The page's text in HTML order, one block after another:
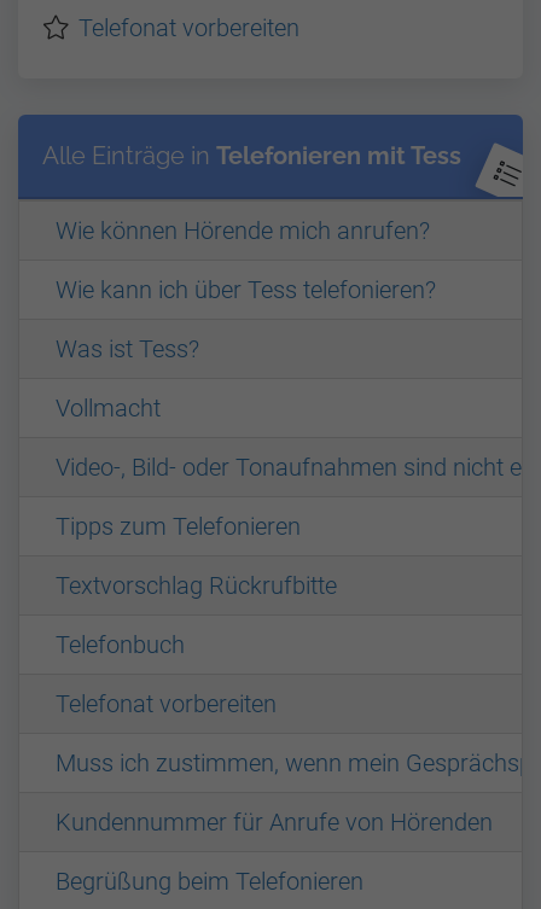
Telefonat vorbereiten
Alle Einträge in Telefonieren mit Tess
Wie können Hörende mich anrufen?
Wie kann ich über Tess telefonieren?
Was ist Tess?
Vollmacht
Video-, Bild- oder Tonaufnahmen sind nicht
Tipps zum Telefonieren
Textvorschlag Rückrufbitte
Telefonbuch
Telefonat vorbereiten
Muss ich zustimmen, wenn mein
Kundennummer für Anrufe von Hörenden
Begrüßung beim Telefonieren